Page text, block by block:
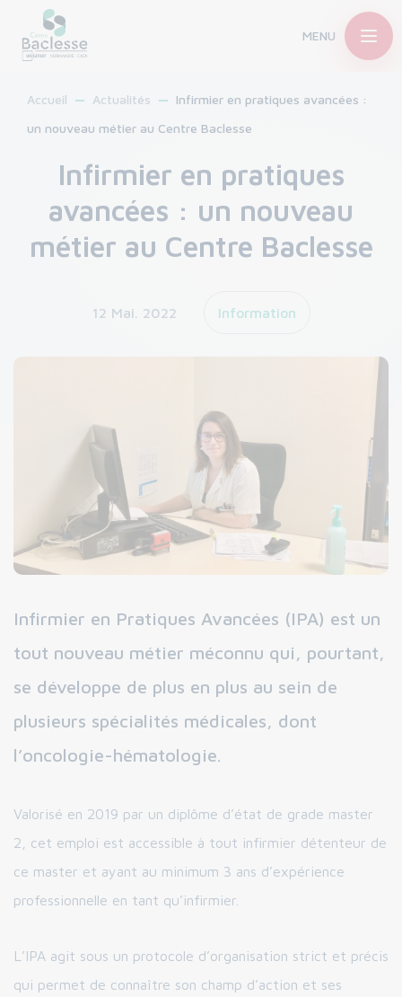
MENU
Accueil Actualités
Infirmier en pratiques avancées :
un nouveau métier au Centre Baclesse
Infirmier en pratiques
avancées : un nouveau
métier au Centre Baclesse
12 Mai. 2022 Information
Infirmier en Pratiques Avancées (IPA) est un
tout nouveau métier méconnu qui, pourtant,
se développe de plus en plus au sein de
plusieurs spécialités médicales, dont
l’oncologie-hématologie.
Valorisé en 2019 par un diplôme d’état de grade master
2, cet emploi est accessible à tout infirmier détenteur de
ce master et ayant au minimum 3 ans d’expérience
professionnelle en tant qu’infirmier.
L’IPA agit sous un protocole d’organisation strict et précis
qui permet de connaître son champ d’action et ses